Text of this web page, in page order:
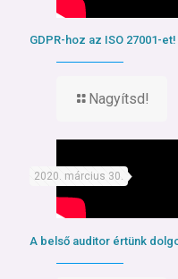
GDPR-hoz az ISO 27001-et!
Nagyítsd!
2020. március 30.
A belső auditor értünk